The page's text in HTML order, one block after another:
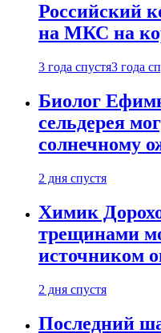
Российский
на МКС на
3 года спустя3 года
Биолог
сельдерея
солнечному
2 дня спустя
Химик
трещинами
источником
2 дня спустя
Последний